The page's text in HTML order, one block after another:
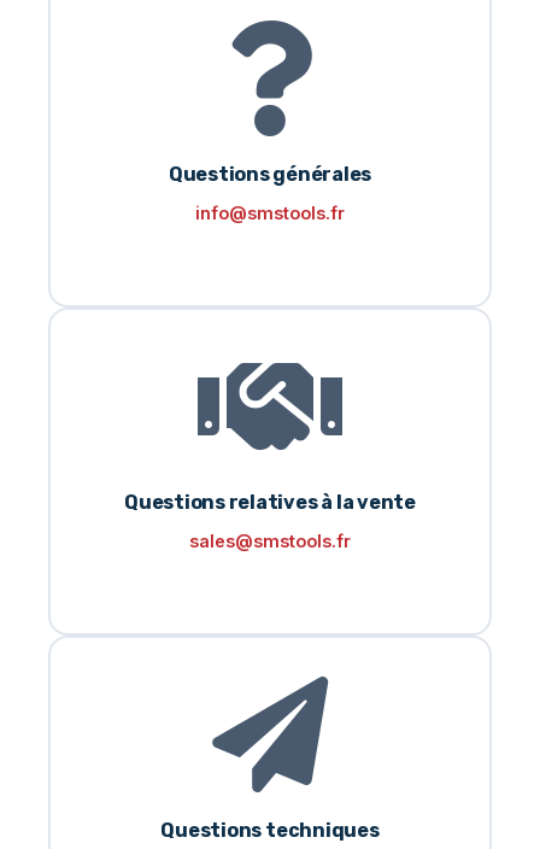
Questions générales
info@smstools.fr
Questions relatives à la vente
sales@smstools.fr
Questions techniques